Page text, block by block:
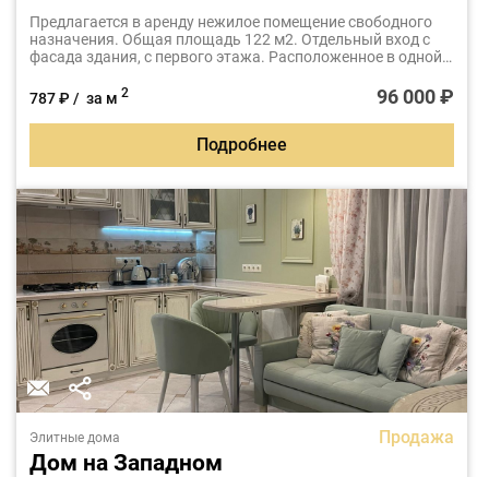
Предлагается в аренду нежилое помещение свободного
назначения. Общая площадь 122 м2. Отдельный вход с
фасада здания, с первого этажа. Расположенное в одной
Дону - на пересечении улицы Текучева и проспекта
Буденновского.
787 ₽ / за м 2 96 000 ₽
Подробнее
Элитные дома Продажа
Дом на Западном